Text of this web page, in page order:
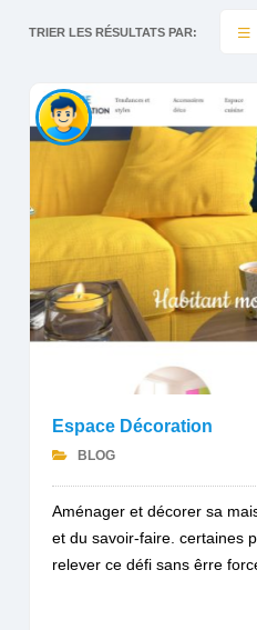
TRIER LES RÉSULTATS PAR:
Espace Décoration
BLOG
Aménager et décorer sa
et du savoir-faire. certaines
relever ce défi sans êrre